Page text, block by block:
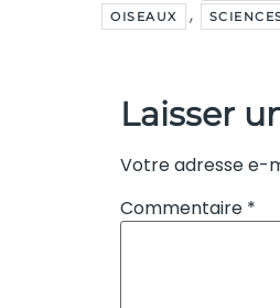
OISEAUX ,
Laisser
Votre adresse e-
Commentaire *